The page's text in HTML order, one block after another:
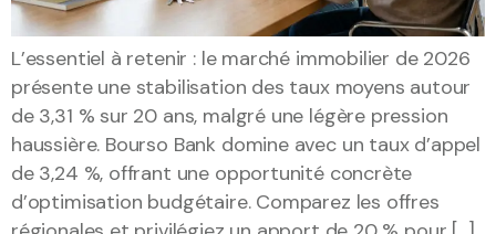
L’essentiel à retenir : le marché immobilier de 2026
présente une stabilisation des taux moyens autour
de 3,31 % sur 20 ans, malgré une légère pression
haussière. Bourso Bank domine avec un taux d’appel
de 3,24 %, offrant une opportunité concrète
d’optimisation budgétaire. Comparez les offres